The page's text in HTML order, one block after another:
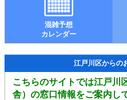
混雑予想
カレンダー
江戸川区からの
こちらのサイトでは江戸川
舎）の窓口情報をご案内し